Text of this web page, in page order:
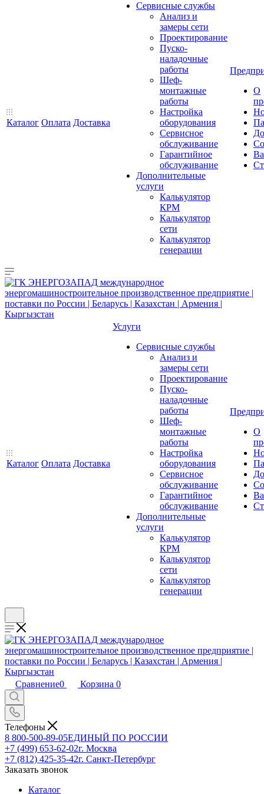
Каталог Оплата Доставка
Сервисные службы
Анализ и
замеры сети
Проектирование
Пуско-
наладочные
работы
Шеф-
монтажные
работы
Настройка
оборудования
Сервисное
обслуживание
Гарантийное
обслуживание
Дополнительные
услуги
Калькулятор
КРМ
Калькулятор
сети
Калькулятор
генерации
О
Каталог Оплата Доставка
Услуги
Сервисные службы
Анализ и
замеры сети
Проектирование
Пуско-
наладочные
работы
Шеф-
монтажные
работы
Настройка
оборудования
Сервисное
обслуживание
Гарантийное
обслуживание
Дополнительные
услуги
Калькулятор
КРМ
Калькулятор
сети
Калькулятор
генерации
О
Сравнение0 Корзина 0
Телефоны
8 800-500-89-05ЕДИНЫЙ ПО РОССИИ
+7 (499) 653-62-02г. Москва
+7 (812) 425-35-42г. Санкт-Петербург
Заказать звонок
Каталог